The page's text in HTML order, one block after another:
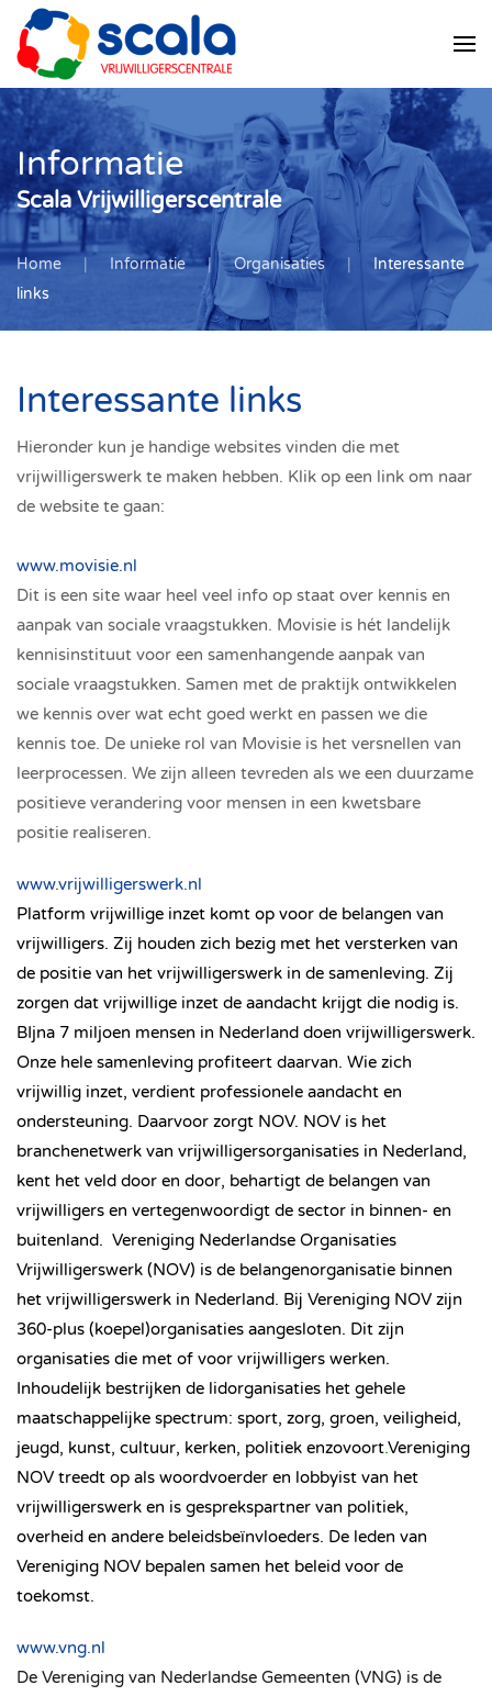
Skip
to
main
content
Informatie
Scala Vrijwilligerscentrale
Home Informatie Organisaties
Interessante
links
Interessante links
Hieronder kun je handige websites vinden die met
vrijwilligerswerk te maken hebben. Klik op een link om naar
de website te gaan:
www.movisie.nl
Dit is een site waar heel veel info op staat over kennis en
aanpak van sociale vraagstukken. Movisie is hét landelijk
kennisinstituut voor een samenhangende aanpak van
sociale vraagstukken. Samen met de praktijk ontwikkelen
we kennis over wat echt goed werkt en passen we die
kennis toe. De unieke rol van Movisie is het versnellen van
leerprocessen. We zijn alleen tevreden als we een duurzame
positieve verandering voor mensen in een kwetsbare
positie realiseren.
www.vrijwilligerswerk.nl
Platform vrijwillige inzet komt op voor de belangen van
vrijwilligers. Zij houden zich bezig met het versterken van
de positie van het vrijwilligerswerk in de samenleving. Zij
zorgen dat vrijwillige inzet de aandacht krijgt die nodig is.
BIjna 7 miljoen mensen in Nederland doen vrijwilligerswerk.
Onze hele samenleving profiteert daarvan. Wie zich
vrijwillig inzet, verdient professionele aandacht en
ondersteuning. Daarvoor zorgt NOV. NOV is het
branchenetwerk van vrijwilligersorganisaties in Nederland,
kent het veld door en door, behartigt de belangen van
vrijwilligers en vertegenwoordigt de sector in binnen- en
buitenland. Vereniging Nederlandse Organisaties
Vrijwilligerswerk (NOV) is de belangenorganisatie binnen
het vrijwilligerswerk in Nederland. Bij Vereniging NOV zijn
360-plus (koepel)organisaties aangesloten. Dit zijn
organisaties die met of voor vrijwilligers werken.
Inhoudelijk bestrijken de lidorganisaties het gehele
maatschappelijke spectrum: sport, zorg, groen, veiligheid,
jeugd, kunst, cultuur, kerken, politiek enzovoort.Vereniging
NOV treedt op als woordvoerder en lobbyist van het
vrijwilligerswerk en is gesprekspartner van politiek,
overheid en andere beleidsbeïnvloeders. De leden van
Vereniging NOV bepalen samen het beleid voor de
toekomst.
www.vng.nl
De Vereniging van Nederlandse Gemeenten (VNG) is de